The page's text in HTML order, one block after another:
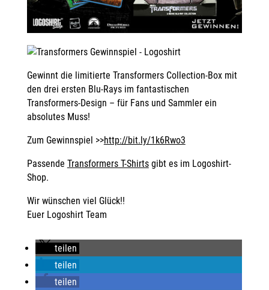
Gewinnt die limitierte Transformers Collection-Box mit
den drei ersten Blu-Rays im fantastischen
Transformers-Design – für Fans und Sammler ein
absolutes Muss!
Zum Gewinnspiel >>http://bit.ly/1k6Rwo3
Passende Transformers T-Shirtsgibt es im Logoshirt-
Shop.
Wir wünschen viel Glück!!
Euer Logoshirt Team
teilen
teilen
teilen